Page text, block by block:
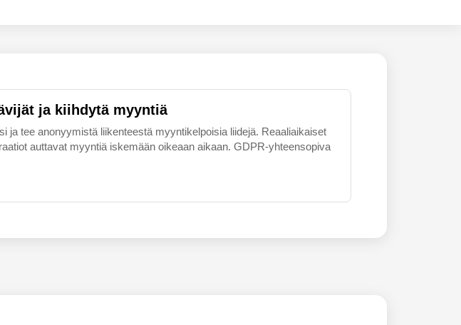
ja kiihdytä myyntiä
ja tee anonyymistä liikenteestä myyntikelpoisia liidejä. Reaaliaikaiset
auttavat myyntiä iskemään oikeaan aikaan. GDPR-yhteensopiva